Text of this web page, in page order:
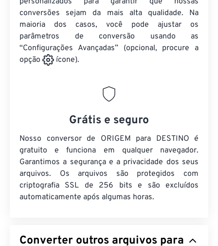
conversões sejam da mais alta qualidade. Na
maioria dos casos, você pode ajustar os
parâmetros de conversão usando as
“Configurações Avançadas” (opcional, procure a
opção
ícone).
Grátis e seguro
Nosso conversor de ORIGEM para DESTINO é
gratuito e funciona em qualquer navegador.
Garantimos a segurança e a privacidade dos seus
arquivos. Os arquivos são protegidos com
criptografia SSL de 256 bits e são excluídos
automaticamente após algumas horas.
Converter outros arquivos para